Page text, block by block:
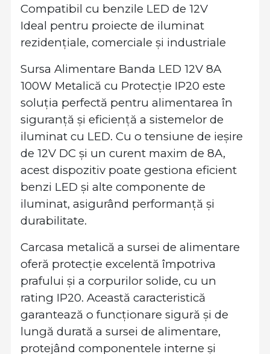
Compatibil cu benzile LED de 12V
Ideal pentru proiecte de iluminat
rezidențiale, comerciale și industriale
Sursa Alimentare Banda LED 12V 8A
100W Metalică cu Protecție IP20 este
soluția perfectă pentru alimentarea în
siguranță și eficiență a sistemelor de
iluminat cu LED. Cu o tensiune de ieșire
de 12V DC și un curent maxim de 8A,
acest dispozitiv poate gestiona eficient
benzi LED și alte componente de
iluminat, asigurând performanță și
durabilitate.
Carcasa metalică a sursei de alimentare
oferă protecție excelentă împotriva
prafului și a corpurilor solide, cu un
rating IP20. Această caracteristică
garantează o funcționare sigură și de
lungă durată a sursei de alimentare,
protejând componentele interne și